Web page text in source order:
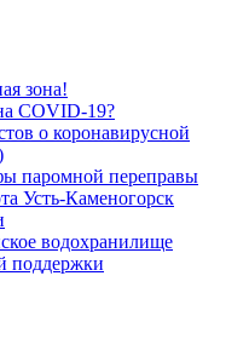
зона!
COVID-19?
о коронавирусной
паромной переправы
Усть-Каменогорск
водохранилище
поддержки